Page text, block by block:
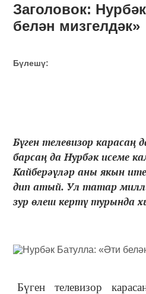
Заголовок:
белән мизгелдәк»
Бүлешү:
Бүген телевизор карасаң
барсаң да Нурбәк исеме
Кайберәүләр аны якын
дип атый. Ул татар
зур өлеш кертү турында
Бүген телевизор